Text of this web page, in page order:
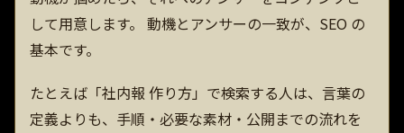
して用意します。 動機とアンサーの一致が、SEO の
基本です。
たとえば「社内報 作り方」で検索する人は、言葉の
定義よりも、手順・必要な素材・公開までの流れを